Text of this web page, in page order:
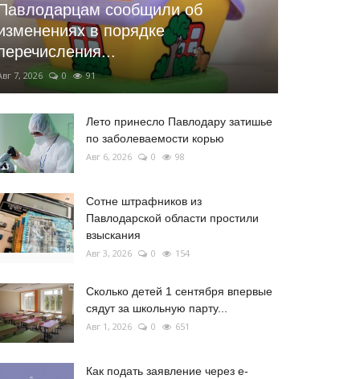
сообщили об
в порядке
7, 2026 0 91
Лето принесло Павлодару затишье
по заболеваемости корью
Авг 6, 2026 0 98
Сотне штрафников из
Павлодарской области простили
взыскания
Авг 3, 2026 0 154
Сколько детей 1 сентября впервые
сядут за школьную парту...
Авг 1, 2026 0 651
Как подать заявление через e-